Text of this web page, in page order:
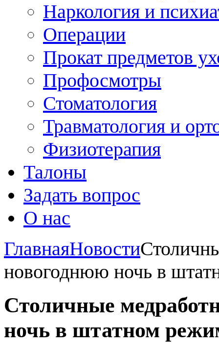
Наркология и
Операции
Прокат предметов
Профосмотры
Стоматология
Травматология и
Физиотерапия
Талоны
Задать вопрос
О нас
ГлавнаяНовости
новогоднюю ночь в
Столичные
ночь в штатном